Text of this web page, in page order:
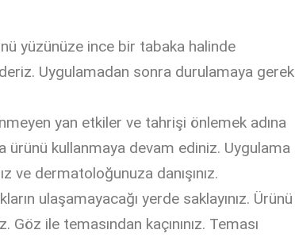
yüzünüze ince bir tabaka halinde
Uygulamadan sonra durulamaya gerek
yan etkiler ve tahrişi önlemek adına
ürünü kullanmaya devam ediniz. Uygulama
ve dermatoloğunuza danışınız.
ulaşamayacağı yerde saklayınız. Ürünü
ile temasından kaçınınız. Teması